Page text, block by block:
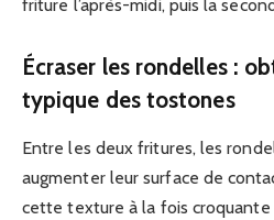
friture l’après-midi, puis la
Écraser les rondelles :
typique des tostones
Entre les deux fritures, les
augmenter leur surface de
cette texture à la fois